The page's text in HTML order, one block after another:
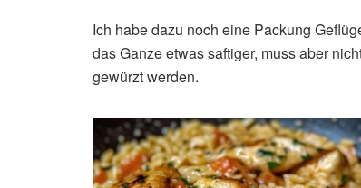
Ich habe dazu noch eine Packung
das Ganze etwas saftiger, muss aber
gewürzt werden.